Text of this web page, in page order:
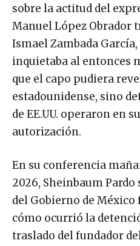
sobre la actitud del
Manuel López Obrador
Ismael Zambada García,
inquietaba al entonces
que el capo pudiera
estadounidense, sino
de EE.UU. operaron en
autorización.
En su conferencia
2026, Sheinbaum
del Gobierno de
cómo ocurrió la
traslado del fundador